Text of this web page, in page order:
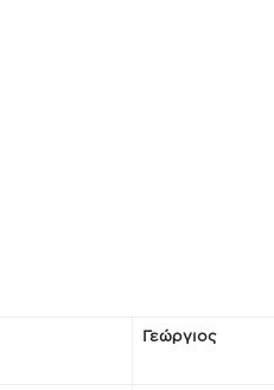
Γεώργιος